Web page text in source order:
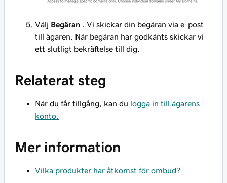
Välj Begäran . Vi skickar din begäran via e-post
till ägaren. När begäran har godkänts skickar vi
ett slutligt bekräftelse till dig.
Relaterat steg
När du får tillgång, kan du logga in till ägarens
konto.
Mer information
Vilka produkter har åtkomst för ombud?